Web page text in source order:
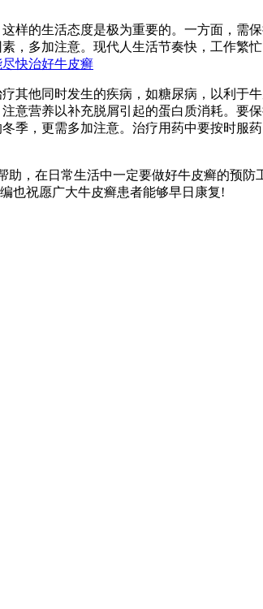
样的生活态度是极为重要的。一方面，需
，多加注意。现代人生活节奏快，工作繁
快治好牛皮癣
其他同时发生的疾病，如糖尿病，以利于
营养以补充脱屑引起的蛋白质消耗。要
季，更需多加注意。治疗用药中要按时服
，在日常生活中一定要做好牛皮癣的预
也祝愿广大牛皮癣患者能够早日康复!